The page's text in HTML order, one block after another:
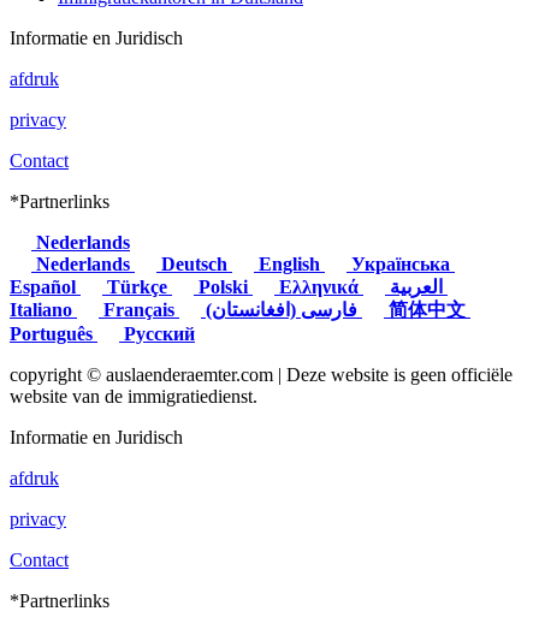
Informatie en Juridisch
afdruk
privacy
Contact
*Partnerlinks
Nederlands
Nederlands
Deutsch English
Українська
Español
Türkçe Polski Ελληνικά
Italiano
Français
简体中文
Português
Русский
copyright © auslaenderaemter.com | Deze website is geen officiële
website van de immigratiedienst.
Informatie en Juridisch
afdruk
privacy
Contact
*Partnerlinks